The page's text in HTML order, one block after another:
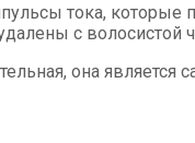
тока, которые
с волосистой
она является